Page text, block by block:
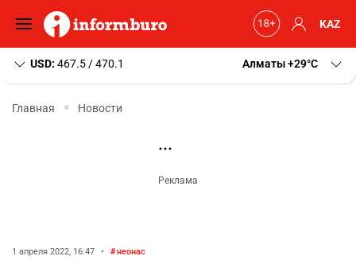
KAZ
USD: 467.5 / 470.1 Алматы+29 C
Главная Новости
1 апреля 2022, 16:47 • неонас